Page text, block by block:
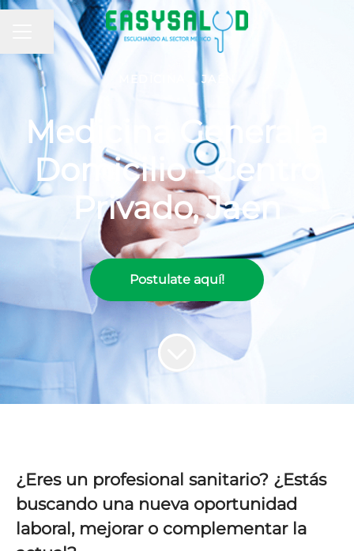
MENÚ DE EMPLEO
Compartir página
MEDICINA · JAÉN
Medicina General a
Domicilio - Centro
Privado, Jaen
Postulate aquí!
¿Eres un profesional sanitario? ¿Estás
buscando una nueva oportunidad
laboral, mejorar o complementar la